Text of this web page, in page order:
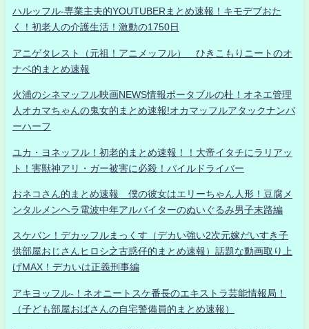
ハルッフル-専業主夫的YOUTUBERまとめ速報！キモデブおた
く！初老人の介護生活！激動の1750日
アニゲタレスト（元祖！アニメッフル） ひきこもりニートのオ
ナベ的まとめ速報
火浦のシネマッフル映画NEWS情報ポータブルの杜！オネエ管理
人オカマちゃんの鬼女的まとめ速報!オカマッフルアタックナンバ
ーハーフ
ユカ・ヨネッフル！初老的まとめ速報！！大帝イタチにラリアッ
ト！害獣神アリ・ガー被害に必殺！パイルドライバー
おネコさん的まとめ速報 僕の彼女はエリーちゃん人形！豆腐メ
ンタルメンヘラ電波中年アルバイターのぬいぐるみ男子末路編
スケバン！デカッフルまっくす（デカい強い2次元嫁だいすき子
供部屋おじさんヒロシ之古惑仔的まとめ速報）話題な動画取り上
げMAX！デカいは正義刑事編
アキヨッフル-！ネオニートスケ番長のエキストラ芸能情報局！
（子ども部屋おばさんの自宅警備員的まとめ速報）